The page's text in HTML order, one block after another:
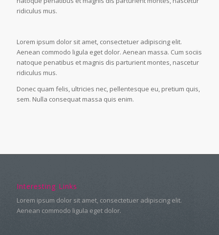
ridiculus mus.
Lorem ipsum dolor sit amet, consectetuer adipiscing elit.
Aenean commodo ligula eget dolor. Aenean massa. Cum sociis
natoque penatibus et magnis dis parturient montes, nascetur
ridiculus mus.
Donec quam felis, ultricies nec, pellentesque eu, pretium quis,
sem. Nulla consequat massa quis enim.
Interesting Links
Lorem ipsum dolor sit amet, consectetuer adipiscing elit.
Aenean commodo ligula eget dolor.